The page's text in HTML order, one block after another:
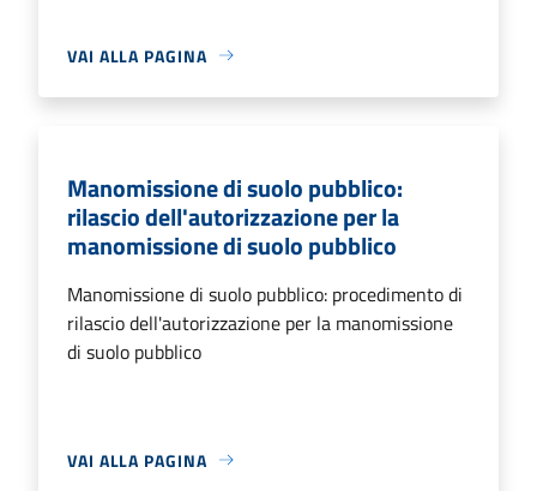
VAI ALLA PAGINA
Manomissione di suolo pubblico:
rilascio dell'autorizzazione per la
manomissione di suolo pubblico
Manomissione di suolo pubblico: procedimento di
rilascio dell'autorizzazione per la manomissione
di suolo pubblico
VAI ALLA PAGINA